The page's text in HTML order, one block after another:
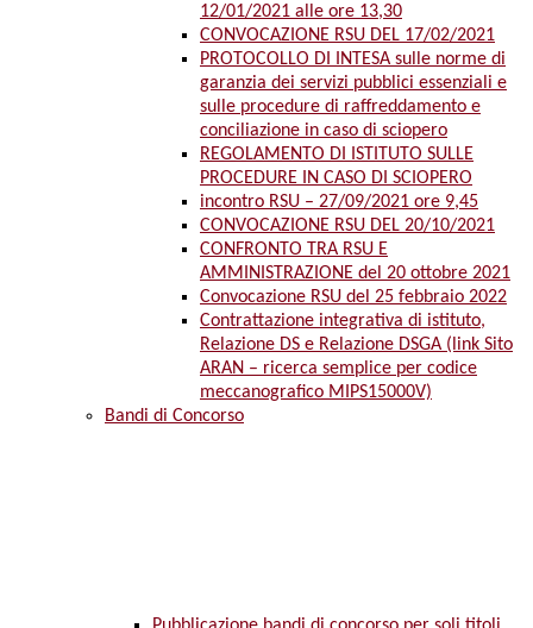
12/01/2021 alle ore 13,30
CONVOCAZIONE RSU DEL 17/02/2021
PROTOCOLLO DI INTESA sulle norme di
garanzia dei servizi pubblici essenziali e
sulle procedure di raffreddamento e
conciliazione in caso di sciopero
REGOLAMENTO DI ISTITUTO SULLE
PROCEDURE IN CASO DI SCIOPERO
incontro RSU – 27/09/2021 ore 9,45
CONVOCAZIONE RSU DEL 20/10/2021
CONFRONTO TRA RSU E
AMMINISTRAZIONE del 20 ottobre 2021
Convocazione RSU del 25 febbraio 2022
Contrattazione integrativa di istituto,
Relazione DS e Relazione DSGA (link Sito
ARAN – ricerca semplice per codice
meccanografico MIPS15000V)
Bandi di Concorso